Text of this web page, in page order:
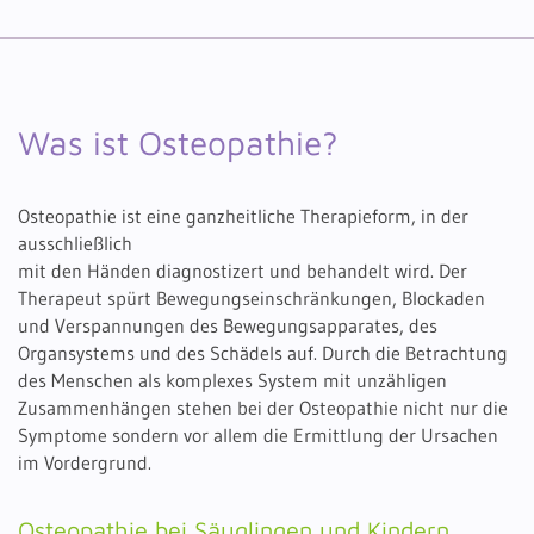
Was ist Osteopathie?
Osteopathie ist eine ganzheitliche Therapieform, in der
ausschließlich
mit den Händen diagnostizert und behandelt wird. Der
Therapeut spürt Bewegungseinschränkungen, Blockaden
und Verspannungen des Bewegungsapparates, des
Organsystems und des Schädels auf. Durch die Betrachtung
des Menschen als komplexes System mit unzähligen
Zusammenhängen stehen bei der Osteopathie nicht nur die
Symptome sondern vor allem die Ermittlung der Ursachen
im Vordergrund.